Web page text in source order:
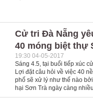
Cử tri Đà Nẵng
40 móng biệt thự
19:30 04-05-2017
Sáng 4.5, tại buổi tiếp xúc
Lợi đặt câu hỏi về việc 40
phố sẽ xử lý như thế nào
hại Sơn Trà ngày càng